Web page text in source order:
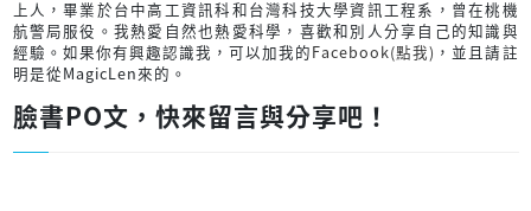
上人，畢業於台中高工資訊科和台灣科技大學資訊工程系，曾在桃機
航警局服役。我熱愛自然也熱愛科學，喜歡和別人分享自己的知識與
經驗。如果你有興趣認識我，可以加我的Facebook(點我) ，並且請註
明是從MagicLen來的。
臉書PO文，快來留言與分享吧！